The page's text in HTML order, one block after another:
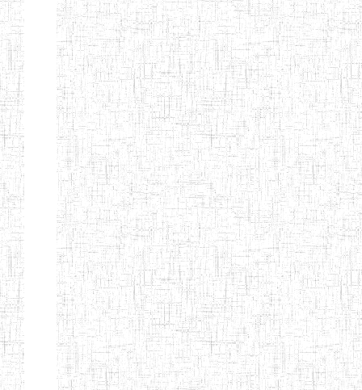
Etablissements
d'enseignement
normal
ENI
Chercher:
Effacer les filtres
Denomination
Type